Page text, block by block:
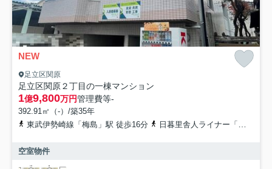
NEW
足立区関原
足立区関原２丁目の一棟マンション
1億9,800万円管理費等-
392.91㎡（-）/築35年
東武伊勢崎線「梅島」駅 徒歩16分
日暮里舎人ライナー「扇大橋」駅 徒歩27分
空室物件